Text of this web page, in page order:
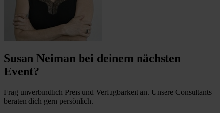
Susan Neiman bei deinem nächsten
Event?
Frag unverbindlich Preis und Verfügbarkeit an. Unsere Consultants
beraten dich gern persönlich.